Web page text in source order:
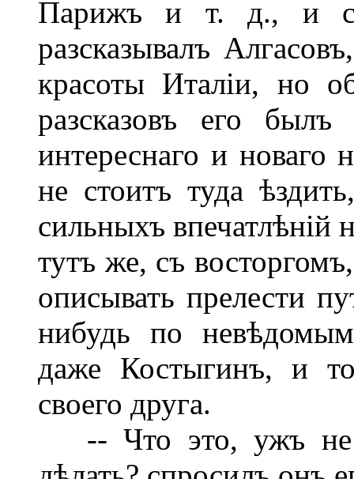
Парижъ и т. д., и съ
разсказывалъ
красоты Италіи, но
разсказовъ его
интереснаго и новаго
не стоитъ туда
сильныхъ впечатлѣній
тутъ же, съ
описывать прелести
нибудь по
даже Костыгинъ, и
своего друга.
-- Что это, ужъ не